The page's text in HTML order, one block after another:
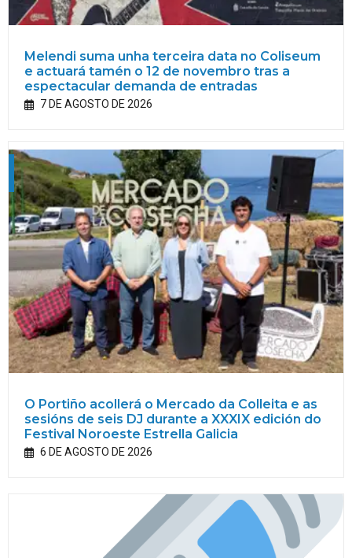
Melendi suma unha terceira data no Coliseum
e actuará tamén o 12 de novembro tras a
espectacular demanda de entradas
7 DE AGOSTO DE 2026
O Portiño acollerá o Mercado da Colleita e as
sesións de seis DJ durante a XXXIX edición do
Festival Noroeste Estrella Galicia
6 DE AGOSTO DE 2026